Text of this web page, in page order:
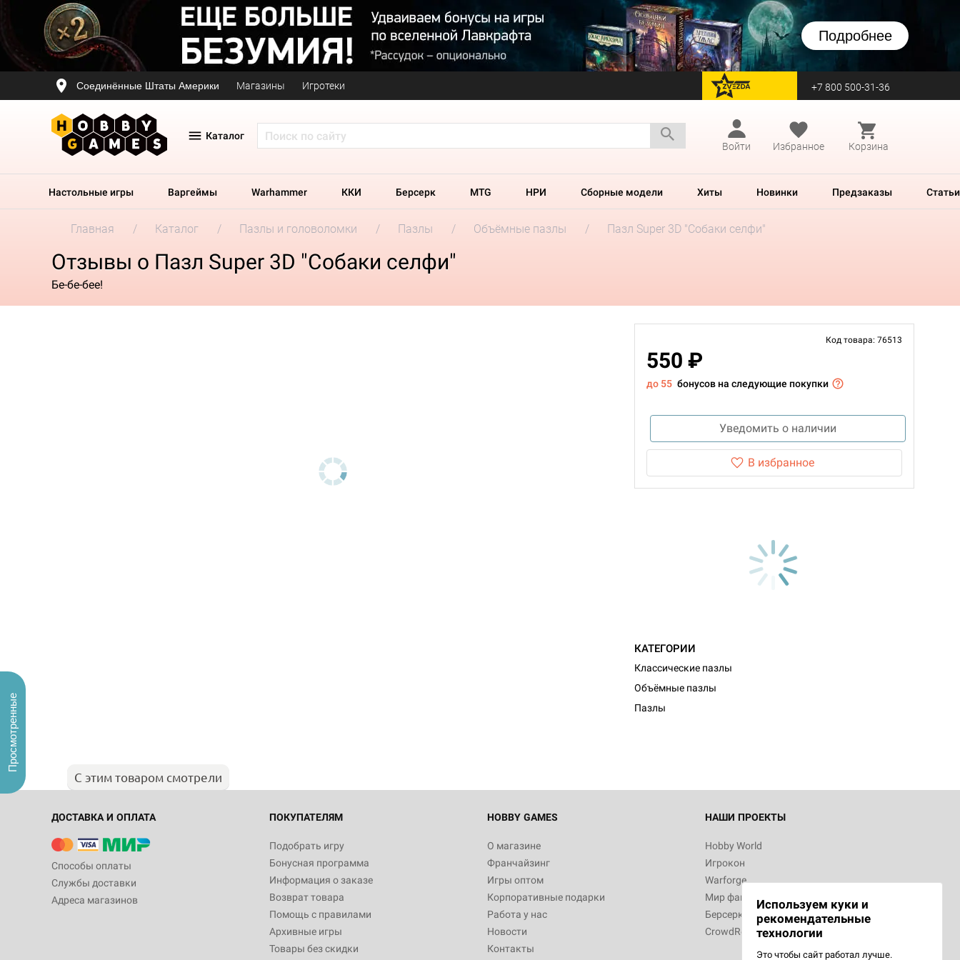
Подробнее
Соединённые Штаты Америки Магазины Игротеки перейти на Zvezda +7 800 500-31-36
Каталог
Войти
Избранное Корзина
Настольные игры Варгеймы Warhammer ККИ Берсерк MTG НРИ Сборные модели Хиты Новинки Предзаказы Статьи
Главная Каталог Пазлы и головоломки Пазлы Объёмные пазлы Пазл Super 3D "Собаки селфи"
Отзывы о Пазл Super 3D "Собаки селфи"
Бе-бе-бее!
Код товара: 76513
550 ₽
до 55 бонусов на следующие покупки
Уведомить о наличии
В избранное
КАТЕГОРИИ
Классические пазлы
Объёмные пазлы
Пазлы
С этим товаром смотрели
ДОСТАВКА И ОПЛАТА
Способы оплаты
Службы доставки
Адреса магазинов
ПОКУПАТЕЛЯМ
Подобрать игру
Бонусная программа
Информация о заказе
Возврат товара
Помощь с правилами
Архивные игры
Товары без скидки
HOBBY GAMES
О магазине
Франчайзинг
Игры оптом
Корпоративные подарки
Работа у нас
Новости
Контакты
НАШИ ПРОЕКТЫ
Hobby World
Игрокон
Warforge
Мир фантастики
Берсерк
CrowdRepublic
Используем куки и
рекомендательные
технологии
Это чтобы сайт работал лучше.
Просмотренные
Настольная игра Hobby World Монстры
Белая смерть
12 990
Настольная игра Hobby World Берсерк.
3 490